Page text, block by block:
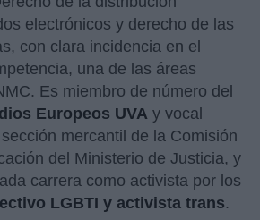
electrónicos y derecho de las
con clara incidencia en el
una de las áreas
Es miembro de número del
Europeos UVA y vocal
mercantil de la Comisión
del Ministerio de Justicia, y
carrera como activista por los
LGBTI y activista trans.